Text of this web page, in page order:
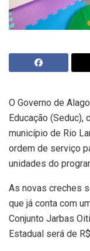
O Governo de
Educação (Seduc),
município de Rio
ordem de serviço
unidades do
As novas creches
que já conta com
Conjunto Jarbas
Estadual será de